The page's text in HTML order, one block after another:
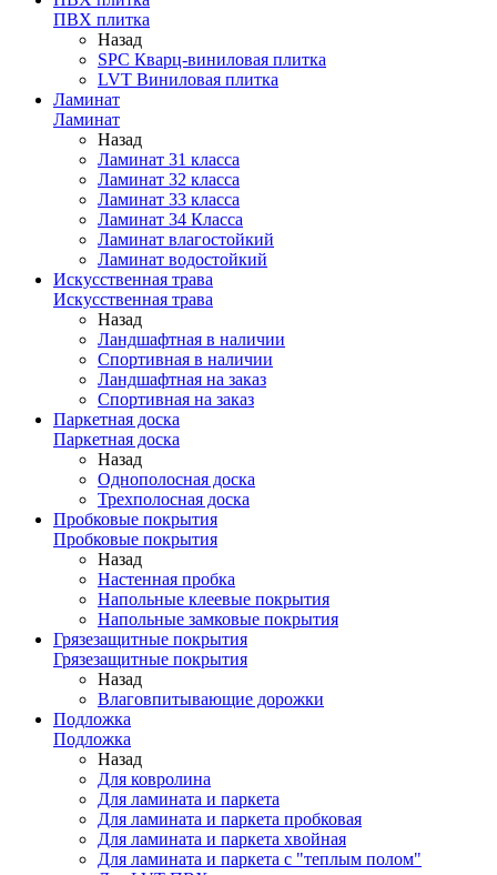
ПВХ плитка
Назад
SPC Кварц-виниловая плитка
LVT Виниловая плитка
Ламинат
Ламинат
Назад
Ламинат 31 класса
Ламинат 32 класса
Ламинат 33 класса
Ламинат 34 Класса
Ламинат влагостойкий
Ламинат водостойкий
Искусственная трава
Искусственная трава
Назад
Ландшафтная в наличии
Спортивная в наличии
Ландшафтная на заказ
Спортивная на заказ
Паркетная доска
Паркетная доска
Назад
Однополосная доска
Трехполосная доска
Пробковые покрытия
Пробковые покрытия
Назад
Настенная пробка
Напольные клеевые покрытия
Напольные замковые покрытия
Грязезащитные покрытия
Грязезащитные покрытия
Назад
Влаговпитывающие дорожки
Подложка
Подложка
Назад
Для ковролина
Для ламината и паркета
Для ламината и паркета пробковая
Для ламината и паркета хвойная
Для ламината и паркета с "теплым полом"